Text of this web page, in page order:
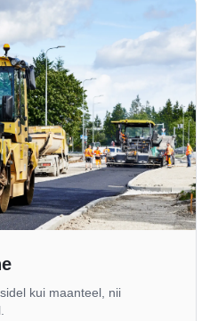
kui maanteel, nii